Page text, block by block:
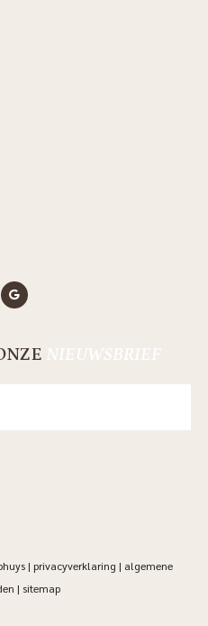
NIEUWSBRIEF
| privacyverklaring | algemene
| sitemap